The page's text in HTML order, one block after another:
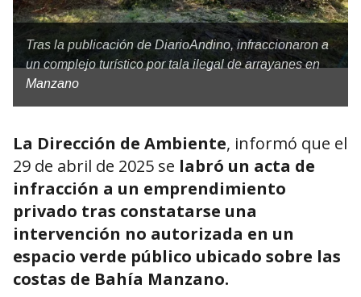
Tras la publicación de DiarioAndino, infraccionaron a
un complejo turístico por tala ilegal de arrayanes en
Manzano
La Dirección de Ambiente, informó que el
29 de abril de 2025 se labró un acta de
infracción a un emprendimiento
privado tras constatarse una
intervención no autorizada en un
espacio verde público ubicado sobre las
costas de Bahía Manzano.